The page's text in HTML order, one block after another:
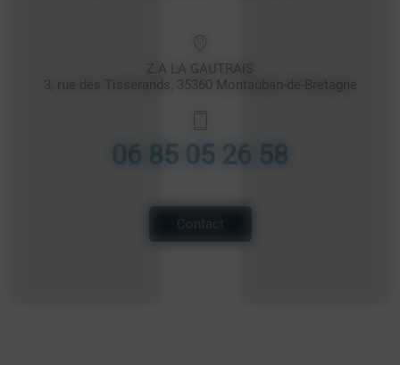
Z.A LA GAUTRAIS
3, rue des Tisserands, 35360 Montauban-de-Bretagne
06 85 05 26 58